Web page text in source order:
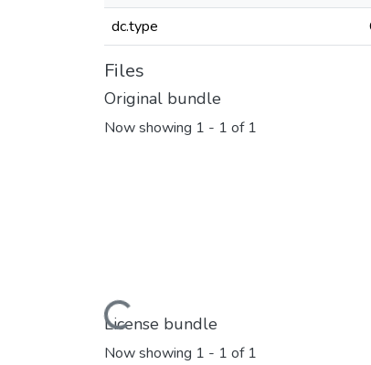
dc.type
Files
Original bundle
Now showing 1 - 1 of 1
Loading...
License bundle
Now showing 1 - 1 of 1